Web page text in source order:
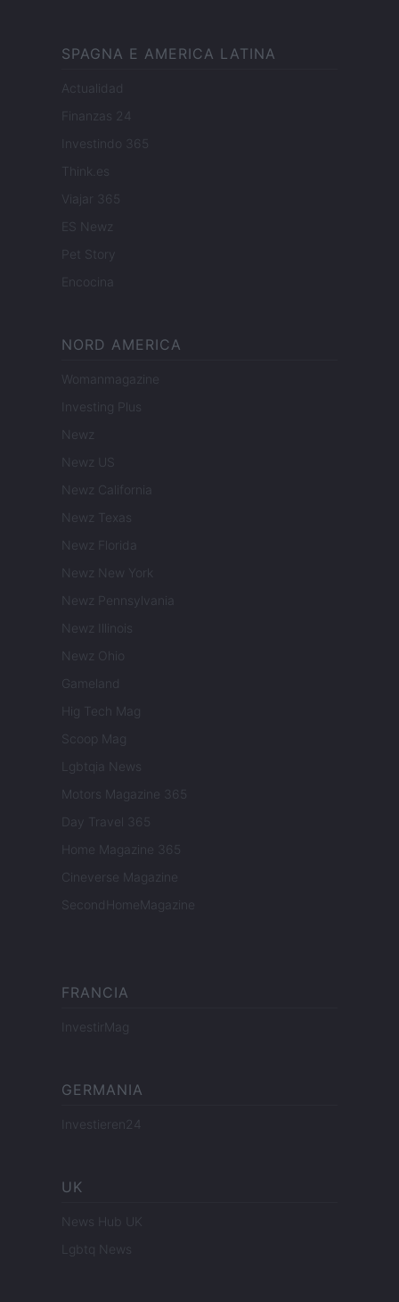
SPAGNA E AMERICA LATINA
Actualidad
Finanzas 24
Investindo 365
Think.es
Viajar 365
ES Newz
Pet Story
Encocina
NORD AMERICA
Womanmagazine
Investing Plus
Newz
Newz US
Newz California
Newz Texas
Newz Florida
Newz New York
Newz Pennsylvania
Newz Illinois
Newz Ohio
Gameland
Hig Tech Mag
Scoop Mag
Lgbtqia News
Motors Magazine 365
Day Travel 365
Home Magazine 365
Cineverse Magazine
SecondHomeMagazine
FRANCIA
InvestirMag
GERMANIA
Investieren24
UK
News Hub UK
Lgbtq News